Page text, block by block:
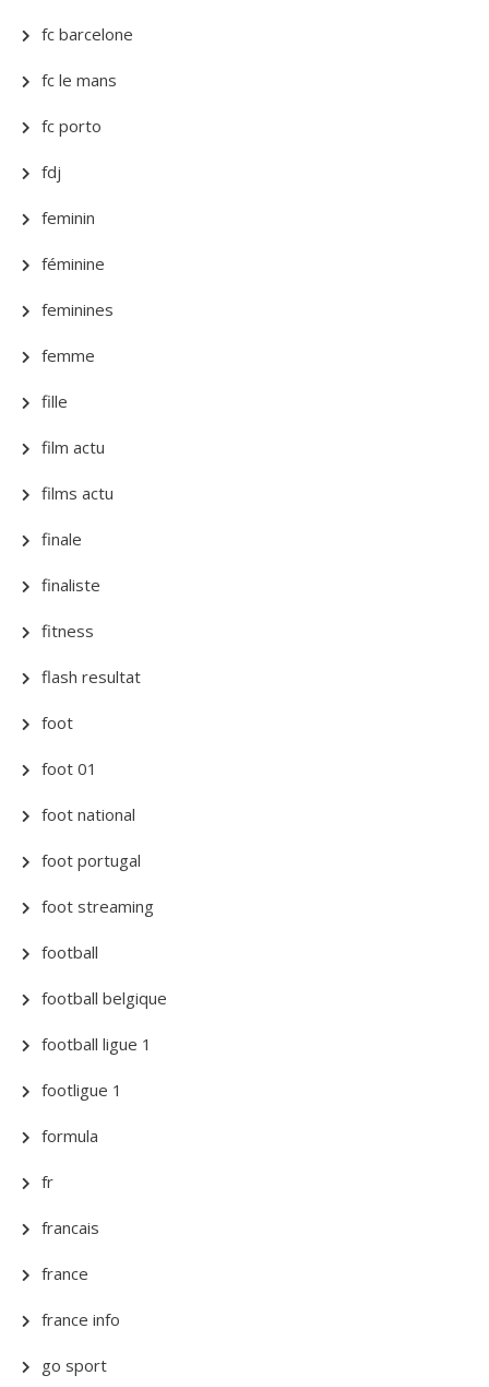
fc barcelone
fc le mans
fc porto
fdj
feminin
féminine
feminines
femme
fille
film actu
films actu
finale
finaliste
fitness
flash resultat
foot
foot 01
foot national
foot portugal
foot streaming
football
football belgique
football ligue 1
footligue 1
formula
fr
francais
france
france info
go sport